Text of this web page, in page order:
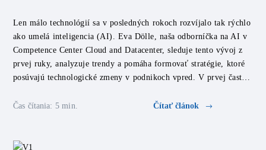
Len málo technológií sa v posledných rokoch rozvíjalo tak rýchlo
ako umelá inteligencia (AI). Eva Dölle, naša odborníčka na AI v
Competence Center Cloud and Datacenter, sleduje tento vývoj z
prvej ruky, analyzuje trendy a pomáha formovať stratégie, ktoré
posúvajú technologické zmeny v podnikoch vpred. V prvej časti
Čas čítania: 5 min.
Čítať článok